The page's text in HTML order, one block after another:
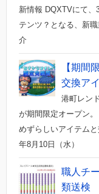
新情報 DQXTVにて
テンツ？となる、新
介
【期間
交換ア
港町レン
が期間限定オープン
めずらしいアイテム
年8月10日（水）
職人チ
類送検